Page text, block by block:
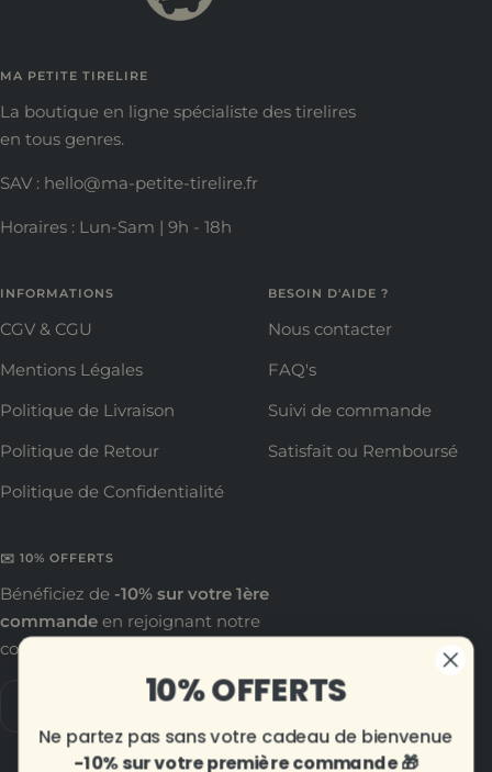
MA PETITE TIRELIRE
La boutique en ligne spécialiste des tirelires
en tous genres.
SAV : hello@ma-petite-tirelire.fr
Horaires : Lun-Sam | 9h - 18h
INFORMATIONS
CGV & CGU
Mentions Légales
Politique de Livraison
Politique de Retour
Politique de Confidentialité
BESOIN D'AIDE ?
Nous contacter
FAQ's
Suivi de commande
Satisfait ou Remboursé
✉️ 10% OFFERTS
Bénéficiez de -10% sur votre 1ère
commande en rejoignant notre
communauté !
10% OFFERTS
Ne partez pas sans votre cadeau de bienvenue
-10% sur votre première commande 🎁